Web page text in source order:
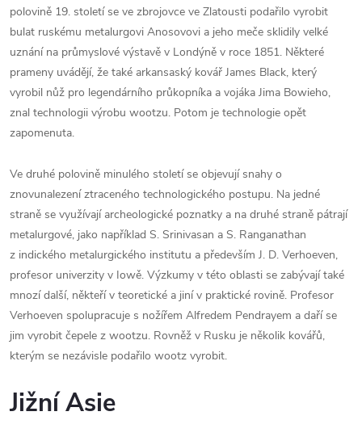
polovině 19. století se ve zbrojovce ve Zlatousti podařilo vyrobit
bulat ruskému metalurgovi Anosovovi a jeho meče sklidily velké
uznání na průmyslové výstavě v Londýně v roce 1851. Některé
prameny uvádějí, že také arkansaský kovář James Black, který
vyrobil nůž pro legendárního průkopníka a vojáka Jima Bowieho,
znal technologii výrobu wootzu. Potom je technologie opět
zapomenuta.
Ve druhé polovině minulého století se objevují snahy o
znovunalezení ztraceného technologického postupu. Na jedné
straně se využívají archeologické poznatky a na druhé straně pátrají
metalurgové, jako například S. Srinivasan a S. Ranganathan
z indického metalurgického institutu a především J. D. Verhoeven,
profesor univerzity v Iowě. Výzkumy v této oblasti se zabývají také
mnozí další, někteří v teoretické a jiní v praktické rovině. Profesor
Verhoeven spolupracuje s nožířem Alfredem Pendrayem a daří se
jim vyrobit čepele z wootzu. Rovněž v Rusku je několik kovářů,
kterým se nezávisle podařilo wootz vyrobit.
Jižní Asie